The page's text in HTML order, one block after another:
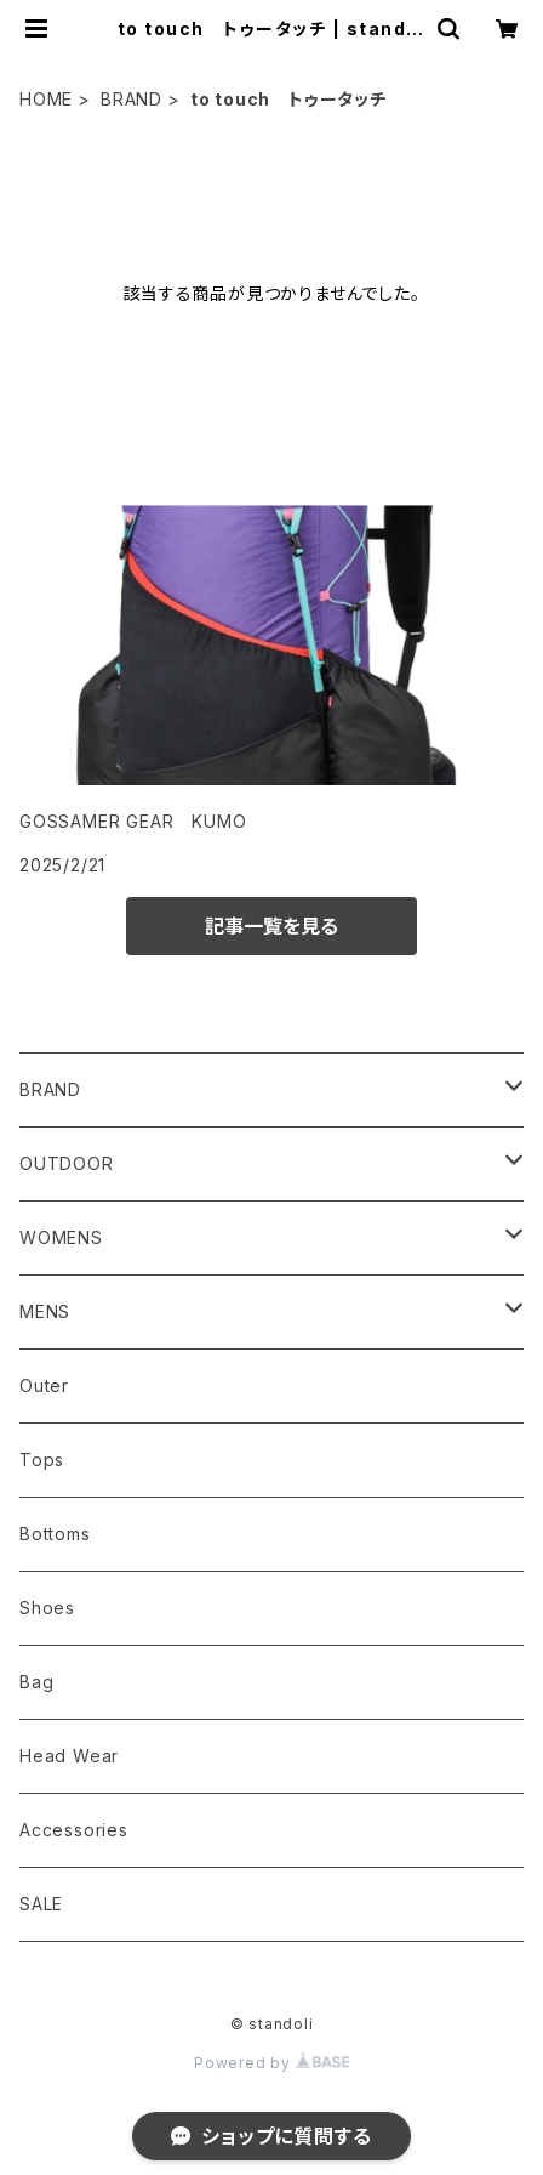
to touch トゥータッチ | standol
HOME BRAND to touch トゥータッチ
該当する商品が見つかりませんでした。
GOSSAMER GEAR KUMO
2025/2/21
記事一覧を見る
BRAND
RIDGE MOUNTAIN GEAR
CAP/HAT
HOUDINI／フーディニ
GOSSAMER GEAR/ゴッサマーギア
AXESQUIN / アクシーズクイン
abokika アボキカ
ALWEL オルウェル
Bring ブリング
comm.arch. コムアーチ
chaoras
D.M.G domingo ドミンゴ
Brocante(ブロカント） domingo
J&S FRANKLIN EQUIPMENT]
OUTDOOR
RIDGE MOUNTAIN GEAR
AXESQUIN / アクシーズクイン
Bring
chaoras
HOUDINI
GOSSAMER GEAR
Nruc
Mountain Johnny
PAPERSKY WEAR
ULSUS ウルサス
WOMENS
アウター
トップス
ボトムス
シューズ
バッグ
服飾雑貨
MENS
アウター
トップス
ボトムス
シューズ
バッグ
服飾雑貨
Outer
Tops
Bottoms
Shoes
Bag
Head Wear
Accessories
SALE
© standoli
Powered by
ショップに質問する